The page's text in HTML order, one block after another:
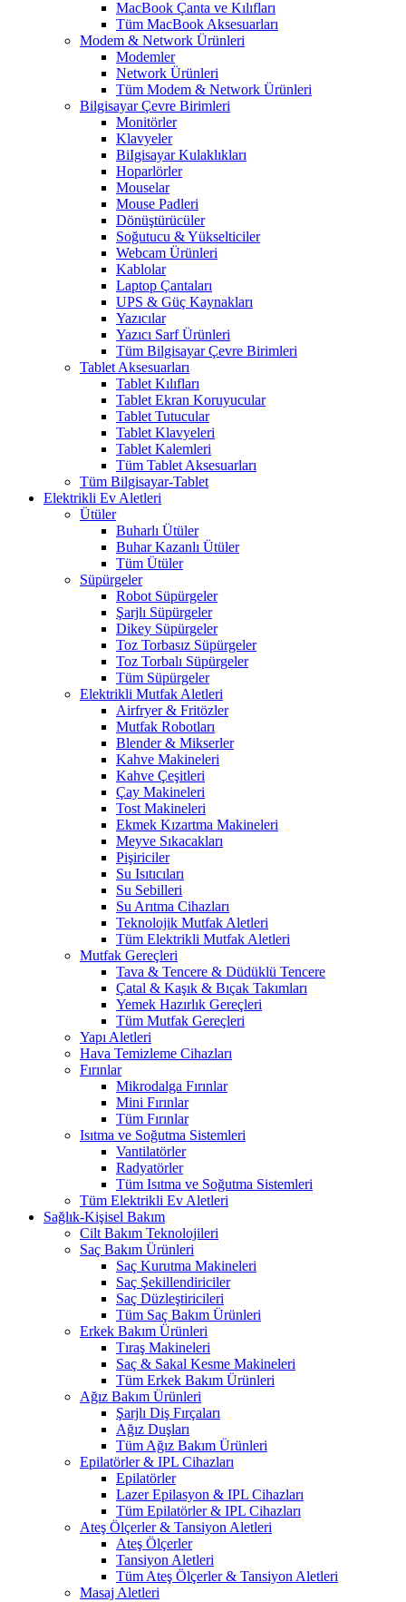
MacBook Çanta ve Kılıfları
Tüm MacBook Aksesuarları
Modem & Network Ürünleri
Modemler
Network Ürünleri
Tüm Modem & Network Ürünleri
Bilgisayar Çevre Birimleri
Monitörler
Klavyeler
BiIgisayar Kulaklıkları
Hoparlörler
Mouselar
Mouse Padleri
Dönüştürücüler
Soğutucu & Yükselticiler
Webcam Ürünleri
Kablolar
Laptop Çantaları
UPS & Güç Kaynakları
Yazıcılar
Yazıcı Sarf Ürünleri
Tüm Bilgisayar Çevre Birimleri
Tablet Aksesuarları
Tablet Kılıfları
Tablet Ekran Koruyucular
Tablet Tutucular
Tablet Klavyeleri
Tablet Kalemleri
Tüm Tablet Aksesuarları
Tüm Bilgisayar-Tablet
Elektrikli Ev Aletleri
Ütüler
Buharlı Ütüler
Buhar Kazanlı Ütüler
Tüm Ütüler
Süpürgeler
Robot Süpürgeler
Şarjlı Süpürgeler
Dikey Süpürgeler
Toz Torbasız Süpürgeler
Toz Torbalı Süpürgeler
Tüm Süpürgeler
Elektrikli Mutfak Aletleri
Airfryer & Fritözler
Mutfak Robotları
Blender & Mikserler
Kahve Makineleri
Kahve Çeşitleri
Çay Makineleri
Tost Makineleri
Ekmek Kızartma Makineleri
Meyve Sıkacakları
Pişiriciler
Su Isıtıcıları
Su Sebilleri
Su Arıtma Cihazları
Teknolojik Mutfak Aletleri
Tüm Elektrikli Mutfak Aletleri
Mutfak Gereçleri
Tava & Tencere & Düdüklü Tencere
Çatal & Kaşık & Bıçak Takımları
Yemek Hazırlık Gereçleri
Tüm Mutfak Gereçleri
Yapı Aletleri
Hava Temizleme Cihazları
Fırınlar
Mikrodalga Fırınlar
Mini Fırınlar
Tüm Fırınlar
Isıtma ve Soğutma Sistemleri
Vantilatörler
Radyatörler
Tüm Isıtma ve Soğutma Sistemleri
Tüm Elektrikli Ev Aletleri
Sağlık-Kişisel Bakım
Cilt Bakım Teknolojileri
Saç Bakım Ürünleri
Saç Kurutma Makineleri
Saç Şekillendiriciler
Saç Düzleştiricileri
Tüm Saç Bakım Ürünleri
Erkek Bakım Ürünleri
Tıraş Makineleri
Saç & Sakal Kesme Makineleri
Tüm Erkek Bakım Ürünleri
Ağız Bakım Ürünleri
Şarjlı Diş Fırçaları
Ağız Duşları
Tüm Ağız Bakım Ürünleri
Epilatörler & IPL Cihazları
Epilatörler
Lazer Epilasyon & IPL Cihazları
Tüm Epilatörler & IPL Cihazları
Ateş Ölçerler & Tansiyon Aletleri
Ateş Ölçerler
Tansiyon Aletleri
Tüm Ateş Ölçerler & Tansiyon Aletleri
Masaj Aletleri